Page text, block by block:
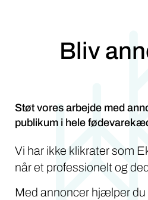
Bliv
Støt vores arbejde med
publikum i hele
Vi har ikke klikrater som
når et professionelt og
Med annoncer hjælper du